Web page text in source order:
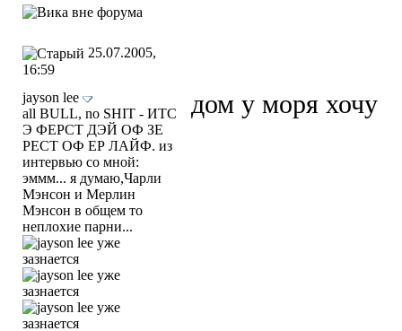
25.07.2005,
16:59
jayson lee
all BULL, no SHIT - ИТС
Э ФЕРСТ ДЭЙ ОФ ЗЕ
РЕСТ ОФ ЕР ЛАЙФ. из
интервью со мной:
эммм... я думаю,Чарли
Мэнсон и Мерлин
Мэнсон в общем то
неплохие парни...
дом у моря хочу